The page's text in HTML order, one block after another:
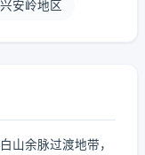
安岭地区
山余脉过渡地带，